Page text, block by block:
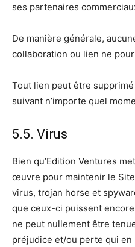
ses partenaires
De manière générale,
collaboration ou lien ne
Tout lien peut être
suivant n’importe quel
5.5. Virus
Bien qu’Edition Ventures
œuvre pour maintenir le
virus, trojan horse et
que ceux-ci puissent
ne peut nullement être
préjudice et/ou perte qui